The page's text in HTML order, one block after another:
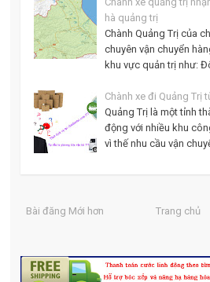
hà quảng trị
Chành Quảng Trị của
chuyên vận chuyển
khu vực quản trị như:
Chành xe đi Quảng Trị
Quảng Trị là một tỉnh
động với nhiều khu
vì thế nhu cầu vận
Bài đăng Mới hơn Trang chủ